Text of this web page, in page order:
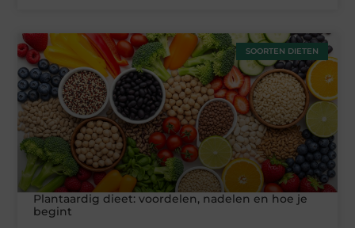
SOORTEN DIETEN
Plantaardig dieet: voordelen, nadelen en hoe je
begint